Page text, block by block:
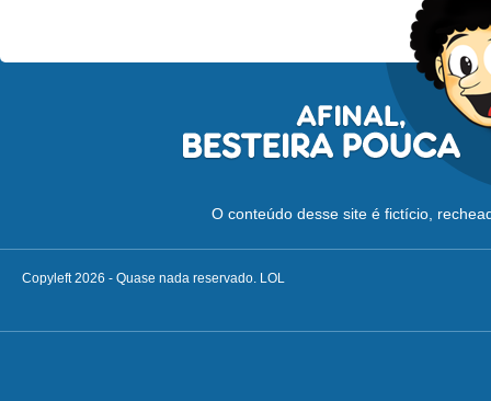
O conteúdo desse site é fictício,
Copyleft 2026 - Quase nada reservado. LOL